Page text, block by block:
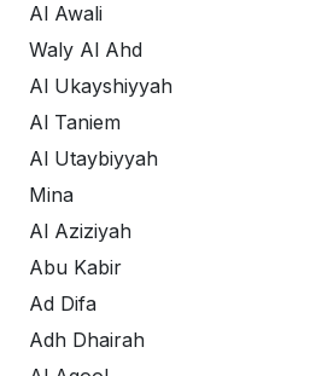
Al Awali
Waly Al Ahd
Al Ukayshiyyah
Al Taniem
Al Utaybiyyah
Mina
Al Aziziyah
Abu Kabir
Ad Difa
Adh Dhairah